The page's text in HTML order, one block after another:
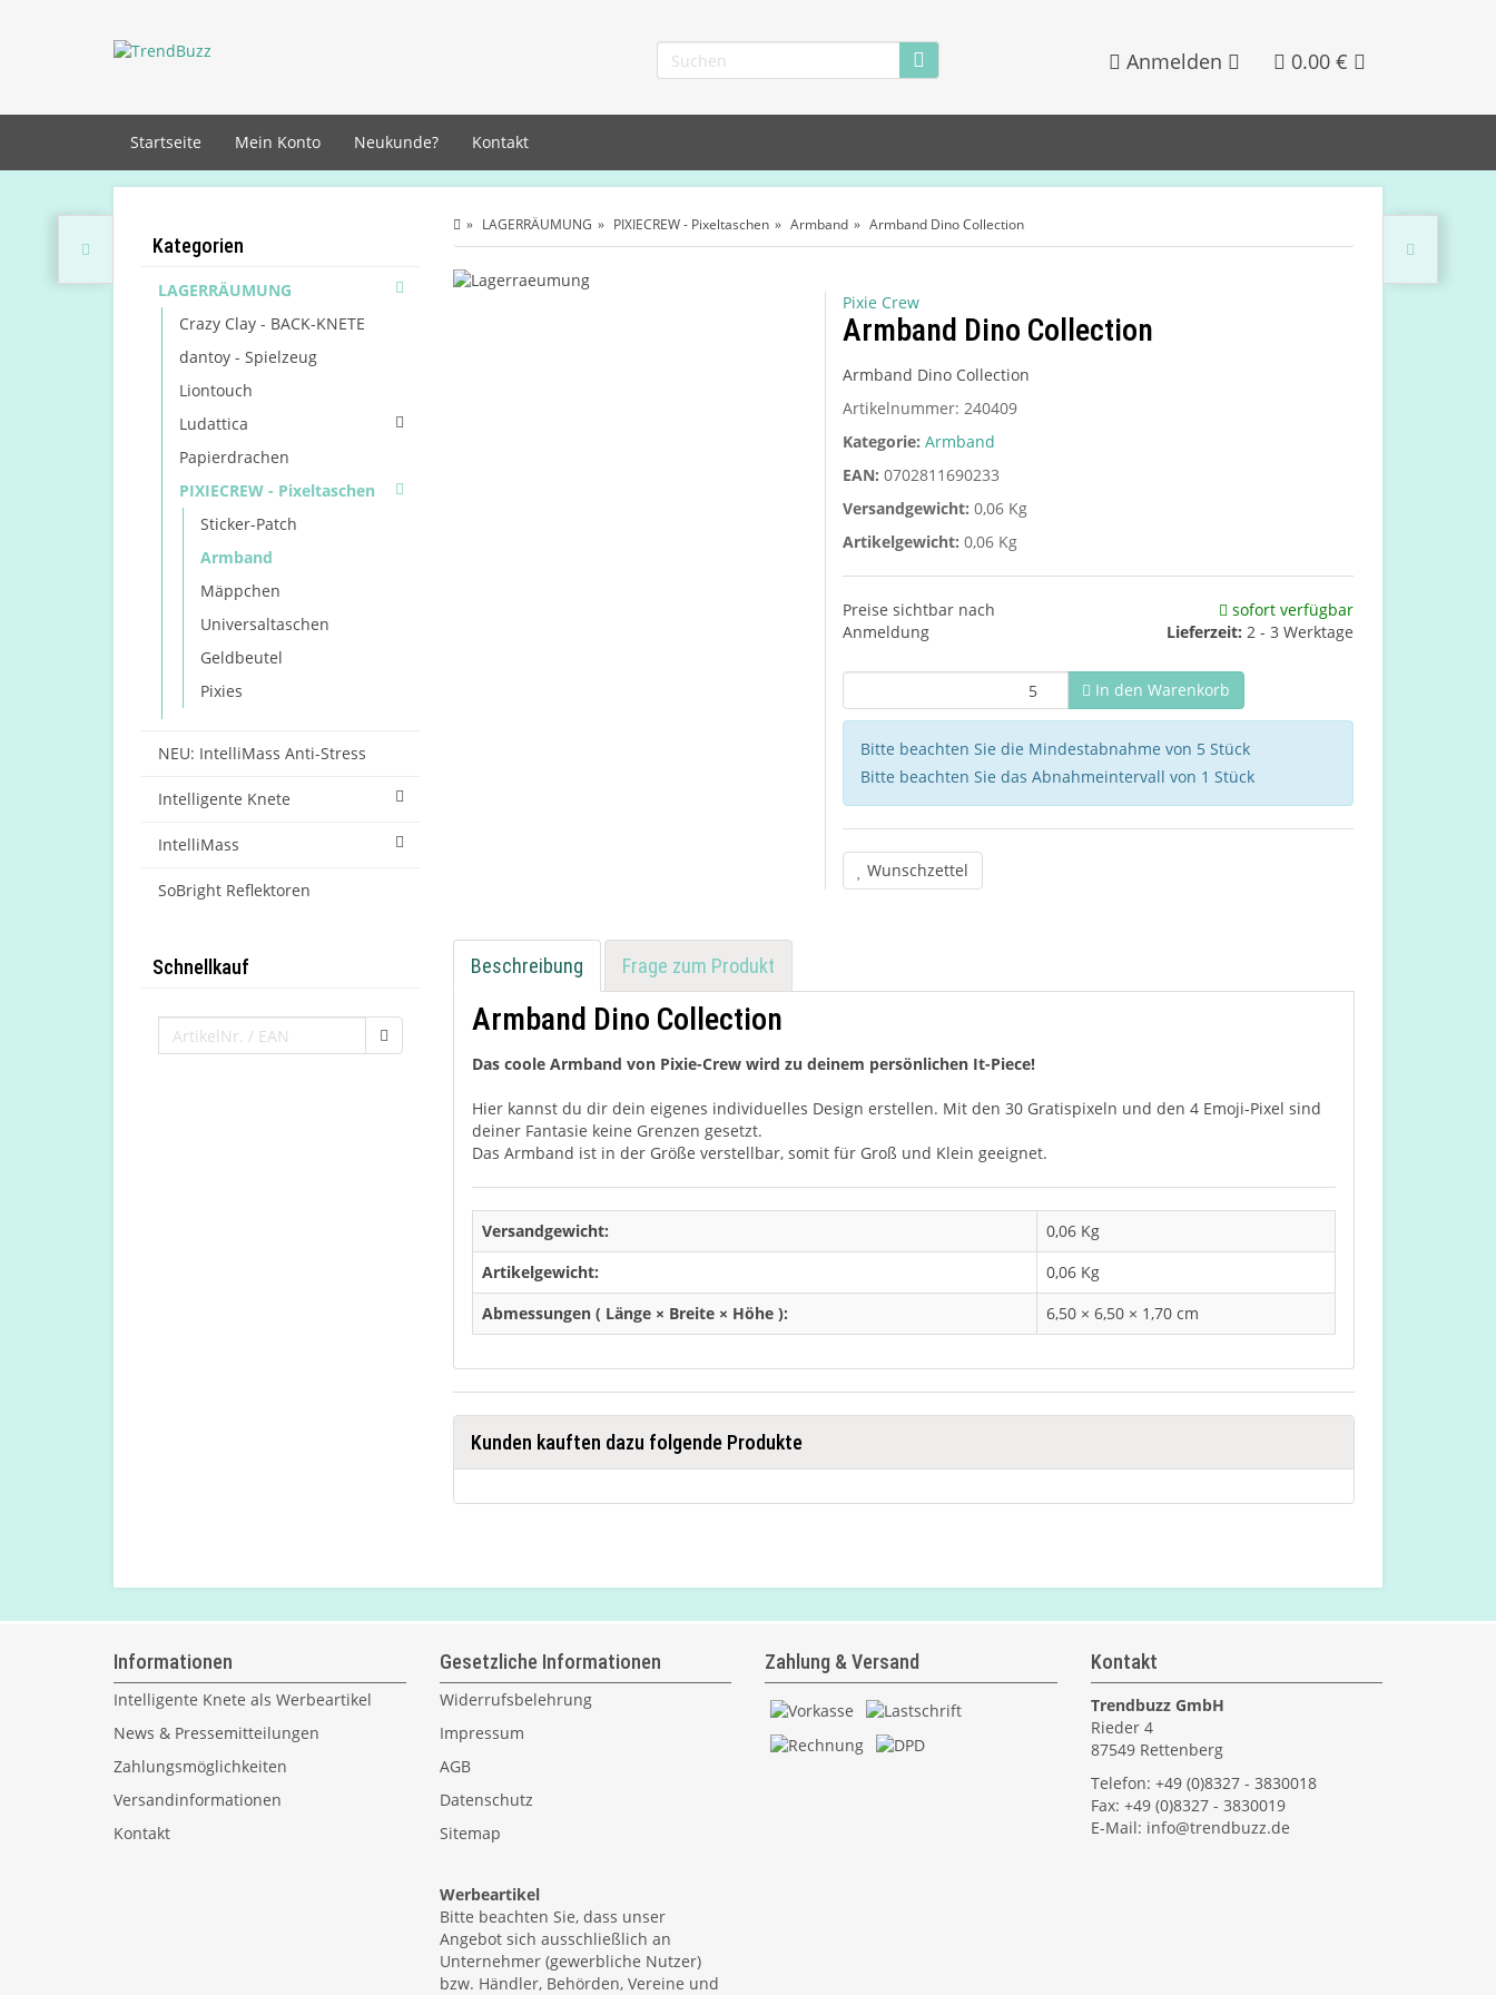
Anmelden 0.00 €
Startseite Mein Konto Neukunde? Kontakt
LAGERRÄUMUNG PIXIECREW - Pixeltaschen Armband Armband Dino Collection
Pixie Crew
Armband Dino Collection
Armband Dino Collection
Artikelnummer: 240409
Kategorie: Armband
EAN: 0702811690233
Versandgewicht: 0,06 Kg
Artikelgewicht: 0,06 Kg
Preise sichtbar nach
Anmeldung
sofort verfügbar
Lieferzeit: 2 - 3 Werktage
In den Warenkorb
Bitte beachten Sie die Mindestabnahme von 5 Stück
Bitte beachten Sie das Abnahmeintervall von 1 Stück
Wunschzettel
Beschreibung Frage zum Produkt
Armband Dino Collection
Das coole Armband von Pixie-Crew wird zu deinem persönlichen It-Piece!
Hier kannst du dir dein eigenes individuelles Design erstellen. Mit den 30 Gratispixeln und den 4 Emoji-Pixel sind
deiner Fantasie keine Grenzen gesetzt.
Das Armband ist in der Größe verstellbar, somit für Groß und Klein geeignet.
Versandgewicht:
0,06 Kg
Artikelgewicht:
0,06 Kg
Abmessungen ( Länge × Breite × Höhe ):
6,50 × 6,50 × 1,70 cm
Kunden kauften dazu folgende Produkte
Kategorien
LAGERRÄUMUNG
Crazy Clay - BACK-KNETE
dantoy - Spielzeug
Liontouch
Ludattica
Papierdrachen
PIXIECREW - Pixeltaschen
Sticker-Patch
Armband
Mäppchen
Universaltaschen
Geldbeutel
Pixies
NEU: IntelliMass Anti-Stress
Intelligente Knete
IntelliMass
SoBright Reflektoren
Schnellkauf
Informationen
Intelligente Knete als Werbeartikel
News & Pressemitteilungen
Zahlungsmöglichkeiten
Versandinformationen
Kontakt
Gesetzliche Informationen
Widerrufsbelehrung
Impressum
AGB
Datenschutz
Sitemap
Werbeartikel
Bitte beachten Sie, dass unser
Angebot sich ausschließlich an
Unternehmer (gewerbliche Nutzer)
bzw. Händler, Behörden, Vereine und
Zahlung & Versand Kontakt
Trendbuzz GmbH
Rieder 4
87549 Rettenberg
Telefon: +49 (0)8327 - 3830018
Fax: +49 (0)8327 - 3830019
E-Mail: info@trendbuzz.de